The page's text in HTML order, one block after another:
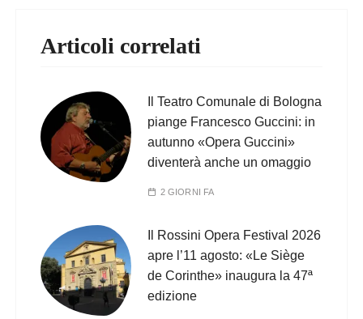
Articoli correlati
Il Teatro Comunale di Bologna
piange Francesco Guccini: in
autunno «Opera Guccini»
diventerà anche un omaggio
2 GIORNI FA
Il Rossini Opera Festival 2026
apre l’11 agosto: «Le Siège
de Corinthe» inaugura la 47ª
edizione